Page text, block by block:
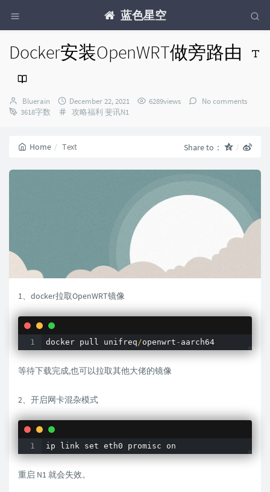
蓝色星空
Docker安装OpenWRT做旁路由
Author：
Bluerain
发
布
December 22, 2021 6289views
No comments
3618字数
Categories：
攻略福利 斐讯N1
Home Text Share to：
1、docker拉取OpenWRT镜像
docker pull unifreq/openwrt - aarch64
等待下载完成,也可以拉取其他大佬的镜像
2、开启网卡混杂模式
ip link set eth0 promisc on
重启 N1 就会失效。